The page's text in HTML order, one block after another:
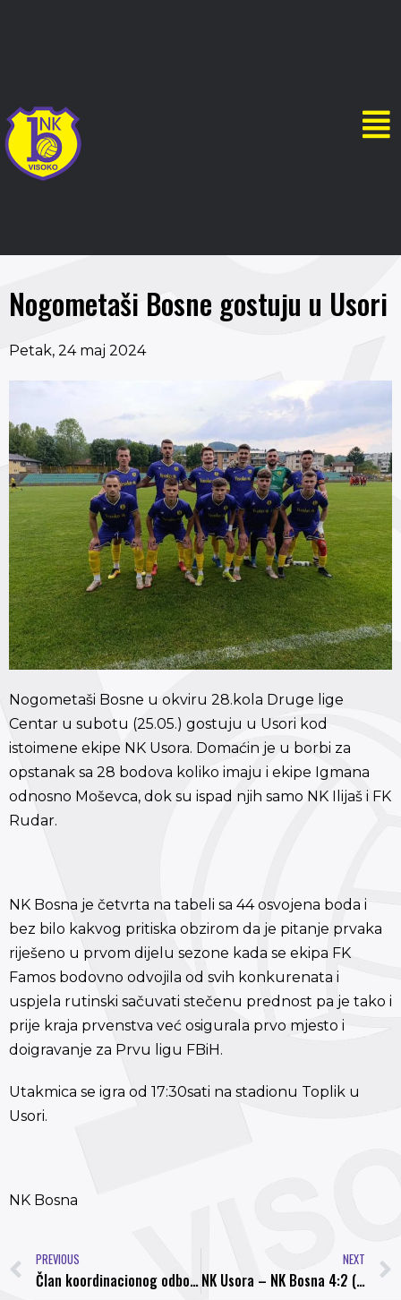
Nogometaši Bosne gostuju u Usori
Petak, 24 maj 2024
Nogometaši Bosne u okviru 28.kola Druge lige
Centar u subotu (25.05.) gostuju u Usori kod
istoimene ekipe NK Usora. Domaćin je u borbi za
opstanak sa 28 bodova koliko imaju i ekipe Igmana
odnosno Moševca, dok su ispad njih samo NK Ilijaš i FK
Rudar.
NK Bosna je četvrta na tabeli sa 44 osvojena boda i
bez bilo kakvog pritiska obzirom da je pitanje prvaka
riješeno u prvom dijelu sezone kada se ekipa FK
Famos bodovno odvojila od svih konkurenata i
uspjela rutinski sačuvati stečenu prednost pa je tako i
prije kraja prvenstva već osigurala prvo mjesto i
doigravanje za Prvu ligu FBiH.
Utakmica se igra od 17:30sati na stadionu Toplik u
Usori.
NK Bosna
PREVIOUS
Član koordinacionog odbora NK Bosna // Bosna i Hercegovina ima predstavnika na finalu UEFA Europa Lige
NEXT
NK Usora – NK Bosna 4:2 (1:2)